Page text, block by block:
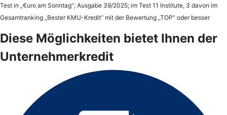
Test in „€uro am Sonntag“; Ausgabe 39/2025; im Test 11 Institute, 3 davon im
Gesamtranking „Bester KMU-Kredit“ mit der Bewertung „TOP“ oder besser
Diese Möglichkeiten bietet Ihnen der
Unternehmerkredit